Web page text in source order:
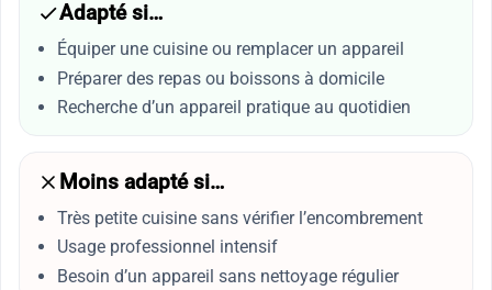
Adapté si…
Équiper une cuisine ou remplacer un appareil
Préparer des repas ou boissons à domicile
Recherche d’un appareil pratique au quotidien
Moins adapté si…
Très petite cuisine sans vérifier l’encombrement
Usage professionnel intensif
Besoin d’un appareil sans nettoyage régulier